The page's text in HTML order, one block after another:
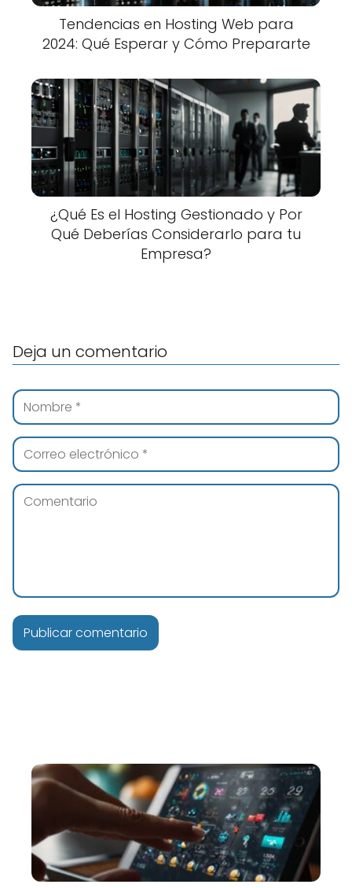
Tendencias en Hosting Web para
2024: Qué Esperar y Cómo Prepararte
¿Qué Es el Hosting Gestionado y Por
Qué Deberías Considerarlo para tu
Empresa?
Deja un comentario